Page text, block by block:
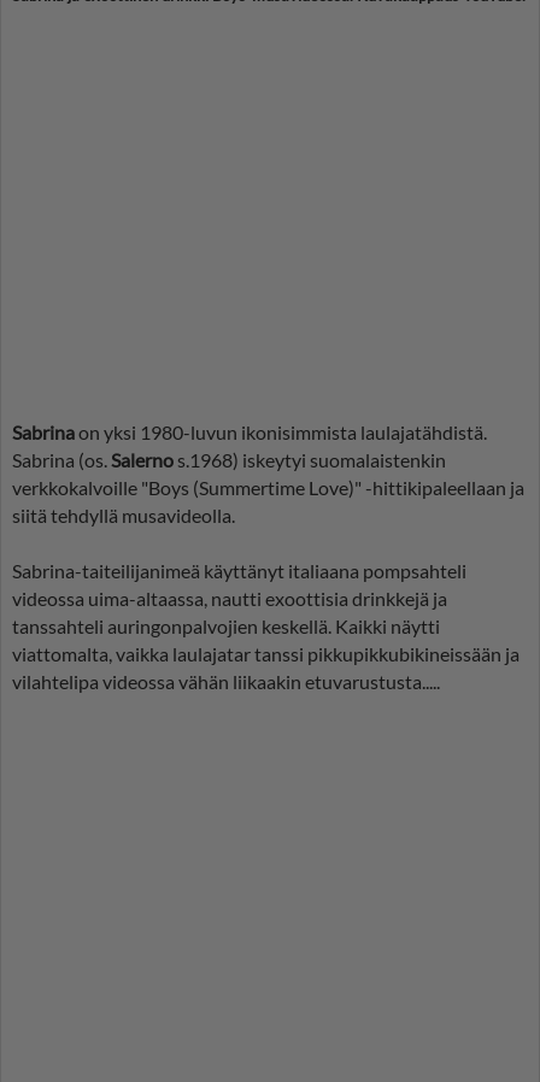
Sabrinaon yksi 1980-luvun ikonisimmista laulajatähdistä.
Sabrina (os.Salerno s.1968) iskeytyi suomalaistenkin
verkkokalvoille "Boys (Summertime Love)" -hittikipaleellaan ja
siitä tehdyllä musavideolla.
Sabrina-taiteilijanimeä käyttänyt italiaana pompsahteli
videossa uima-altaassa, nautti exoottisia drinkkejä ja
tanssahteli auringonpalvojien keskellä. Kaikki näytti
viattomalta, vaikka laulajatar tanssi pikkupikkubikineissään ja
vilahtelipa videossa vähän liikaakin etuvarustusta.....